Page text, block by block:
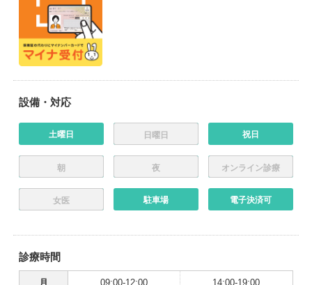
設備・対応
土曜日 日曜日 祝日
朝 夜 オンライン診療
女医 駐車場 電子決済可
診療時間
月 09:00-12:00 14:00-19:00